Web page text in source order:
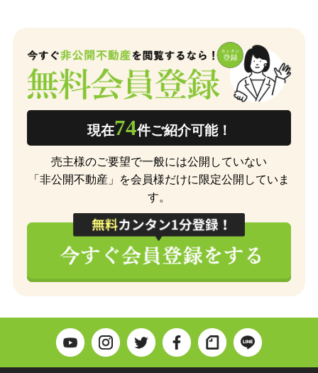
現在74件ご紹介可能！
売主様のご要望で一般には公開していない
「非公開不動産」を会員様だけに限定公開していま
す。